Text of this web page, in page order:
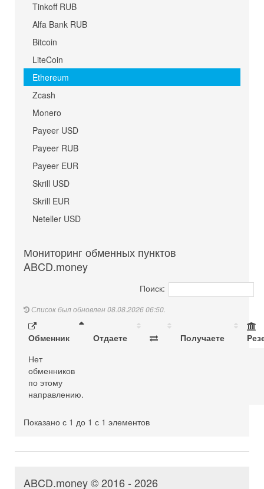
Tinkoff RUB
Alfa Bank RUB
Bitcoin
LiteCoin
Ethereum
Zcash
Monero
Payeer USD
Payeer RUB
Payeer EUR
Skrill USD
Skrill EUR
Neteller USD
Мониторинг обменных пунктов
ABCD.money
Поиск:
Список был обновлен 08.08.2026 06:50.
Обменник Отдаете Получаете
Нет
обменников
по этому
направлению.
Показано с 1 до 1 с 1 элементов
ABCD.money © 2016 - 2026